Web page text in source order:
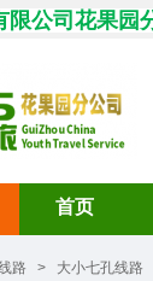
公司花果园
首页
路 > 大小七孔线路